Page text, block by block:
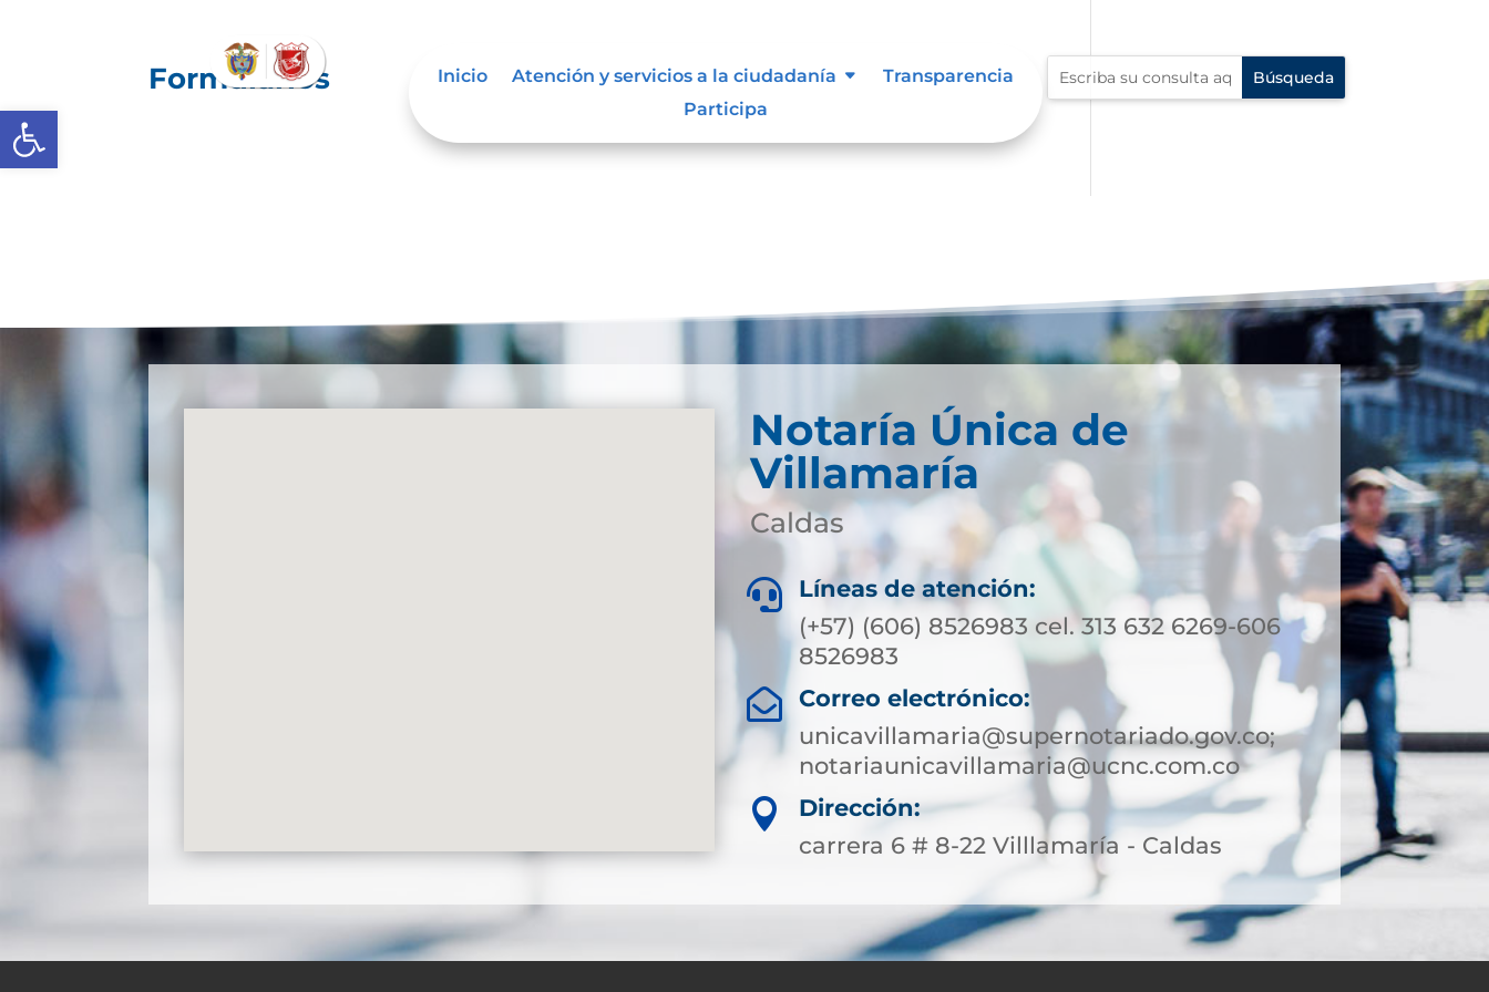
Abrir barra de herramientas
Inicio Atención y servicios a la ciudadanía
Transparencia
Participa
Formularios
Notaría Única de
Villamaría
Caldas

Líneas de atención:
(+57) (606) 8526983 cel. 313 632 6269-606
8526983

Correo electrónico:
unicavillamaria@supernotariado.gov.co;
notariaunicavillamaria@ucnc.com.co

Dirección:
carrera 6 # 8-22 Villlamaría - Caldas